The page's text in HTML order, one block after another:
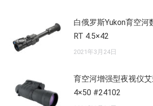
白俄罗斯Yukon育空河
RT 4.5×42
2021年3月24日
育空河增强型夜视仪
4×50 #24102